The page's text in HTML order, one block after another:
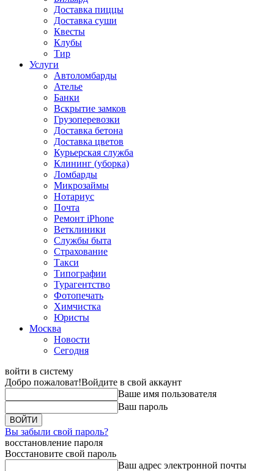
Доставка пиццы
Доставка суши
Квесты
Клубы
Тир
Услуги
Автоломбарды
Ателье
Банки
Вскрытие замков
Грузоперевозки
Доставка бетона
Доставка цветов
Курьерская служба
Клининг (уборка)
Ломбарды
Микрозаймы
Нотариус
Почта
Ремонт iPhone
Ветклиники
Службы быта
Страхование
Такси
Типографии
Турагентство
Фотопечать
Химчистка
Юристы
Москва
Новости
Сегодня
войти в систему
Добро пожаловат!Войдите в свой аккаунт
Ваше имя пользователя
Ваш пароль
Вы забыли свой пароль?
восстановление пароля
Восстановите свой пароль
Ваш адрес электронной почты